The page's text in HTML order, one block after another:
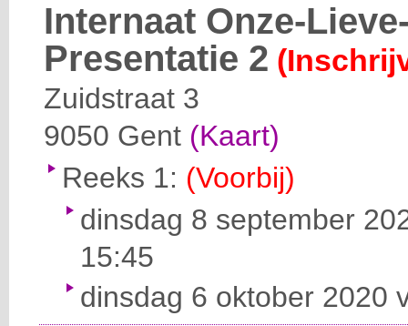
Internaat Onze-
Presentatie 2
Zuidstraat 3
9050 Gent (Kaart)
Reeks 1: (Voorbij)
dinsdag 8 september
15:45
dinsdag 6 oktober 2020